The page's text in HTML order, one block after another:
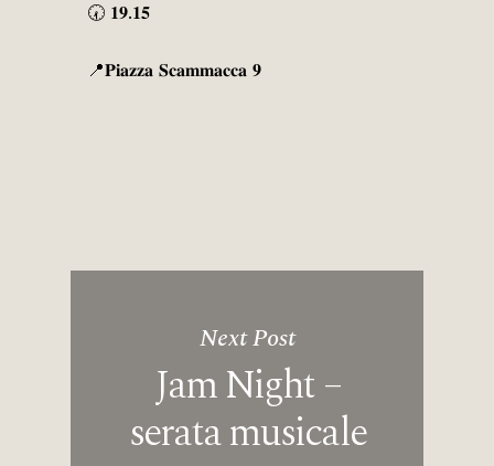
🕢 𝟏𝟗.𝟏𝟓
📍𝐏𝐢𝐚𝐳𝐳𝐚 𝐒𝐜𝐚𝐦𝐦𝐚𝐜𝐜𝐚 𝟗
Next Post
Jam Night –
serata musicale